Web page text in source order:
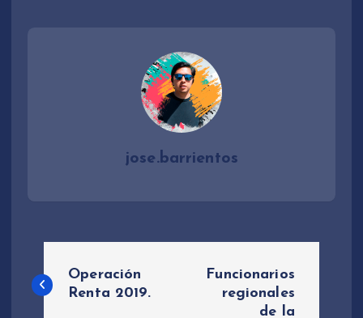
jose.barrientos
a
Operación
Renta 2019.
Funcionarios
regionales
de la